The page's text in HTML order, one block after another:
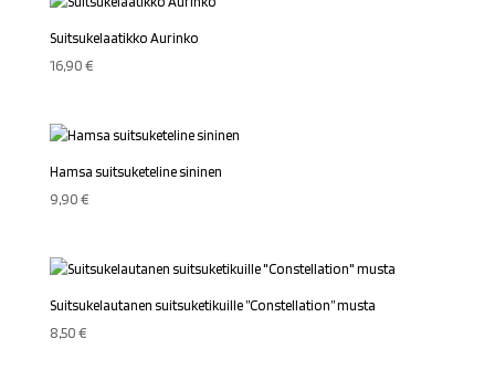
Suitsukelaatikko Aurinko
16,90€
Hamsa suitsuketeline sininen
9,90€
Suitsukelautanen suitsuketikuille ”Constellation” musta
8,50€